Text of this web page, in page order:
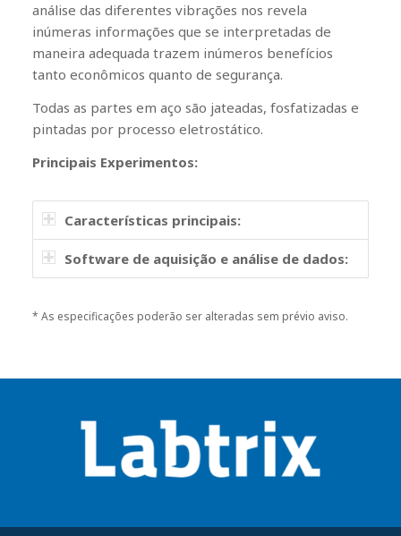
análise das diferentes vibrações nos revela
inúmeras informações que se interpretadas de
maneira adequada trazem inúmeros benefícios
tanto econômicos quanto de segurança.
Todas as partes em aço são jateadas, fosfatizadas e
pintadas por processo eletrostático.
Principais Experimentos:
Características principais:
Software de aquisição e análise de dados:
* As especificações poderão ser alteradas sem prévio aviso.